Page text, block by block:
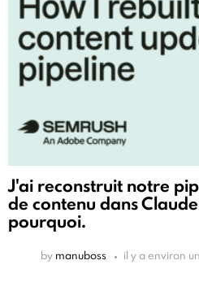
J'ai reconstruit notre
de contenu dans
pourquoi.
by manuboss il y a environ